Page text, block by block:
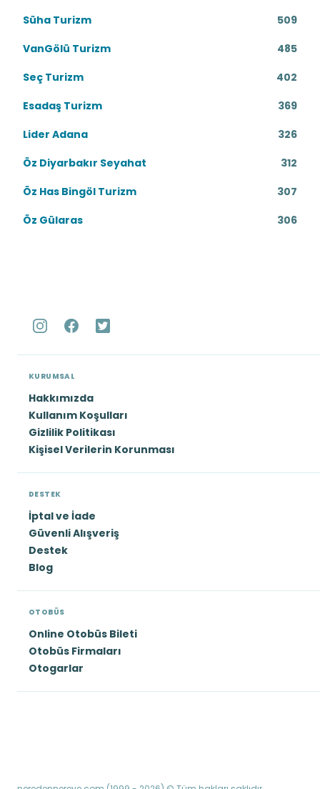
Süha Turizm
509
VanGölü Turizm
485
Seç Turizm
402
Esadaş Turizm
369
Lider Adana
326
Öz Diyarbakır Seyahat
312
Öz Has Bingöl Turizm
307
Öz Gülaras
306
KURUMSAL
Hakkımızda
Kullanım Koşulları
Gizlilik Politikası
Kişisel Verilerin Korunması
DESTEK
İptal ve İade
Güvenli Alışveriş
Destek
Blog
OTOBÜS
Online Otobüs Bileti
Otobüs Firmaları
Otogarlar